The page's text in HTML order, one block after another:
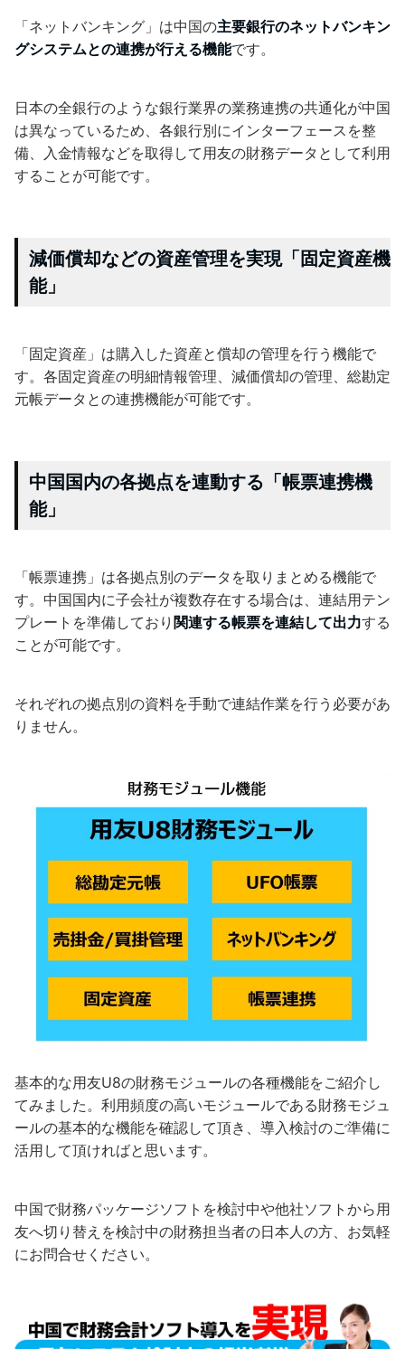
「ネットバンキング」は中国の主要銀行のネットバンキン
グシステムとの連携が行える機能です。
日本の全銀行のような銀行業界の業務連携の共通化が中国
は異なっているため、各銀行別にインターフェースを整
備、入金情報などを取得して用友の財務データとして利用
することが可能です。
減価償却などの資産管理を実現「固定資産機
能」
「固定資産」は購入した資産と償却の管理を行う機能で
す。各固定資産の明細情報管理、減価償却の管理、総勘定
元帳データとの連携機能が可能です。
中国国内の各拠点を連動する「帳票連携機
能」
「帳票連携」は各拠点別のデータを取りまとめる機能で
す。中国国内に子会社が複数存在する場合は、連結用テン
プレートを準備しており 関連する帳票を連結して出力する
ことが可能です。
それぞれの拠点別の資料を手動で連結作業を行う必要があ
りません。
基本的な用友U8の財務モジュールの各種機能をご紹介し
てみました。利用頻度の高いモジュールである財務モジュ
ールの基本的な機能を確認して頂き、導入検討のご準備に
活用して頂ければと思います。
中国で財務パッケージソフトを検討中や他社ソフトから用
友へ切り替えを検討中の財務担当者の日本人の方、お気軽
にお問合せください。